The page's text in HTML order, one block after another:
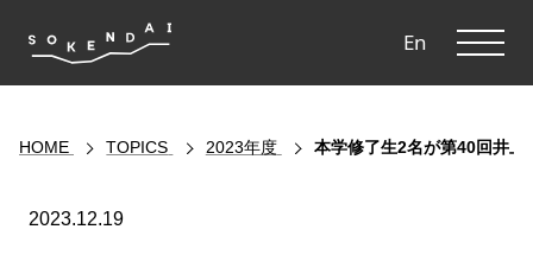
En
HOME TOPICS 2023年度 本学修了生2名が第40回井上
2023.12.19